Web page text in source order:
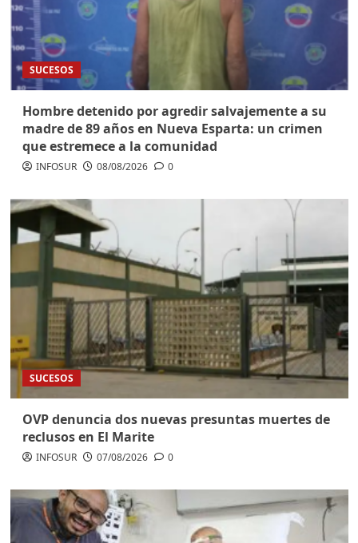
SUCESOS
Hombre detenido por agredir salvajemente a su
madre de 89 años en Nueva Esparta: un crimen
que estremece a la comunidad
INFOSUR 08/08/2026 0
SUCESOS
OVP denuncia dos nuevas presuntas muertes de
reclusos en El Marite
INFOSUR 07/08/2026 0